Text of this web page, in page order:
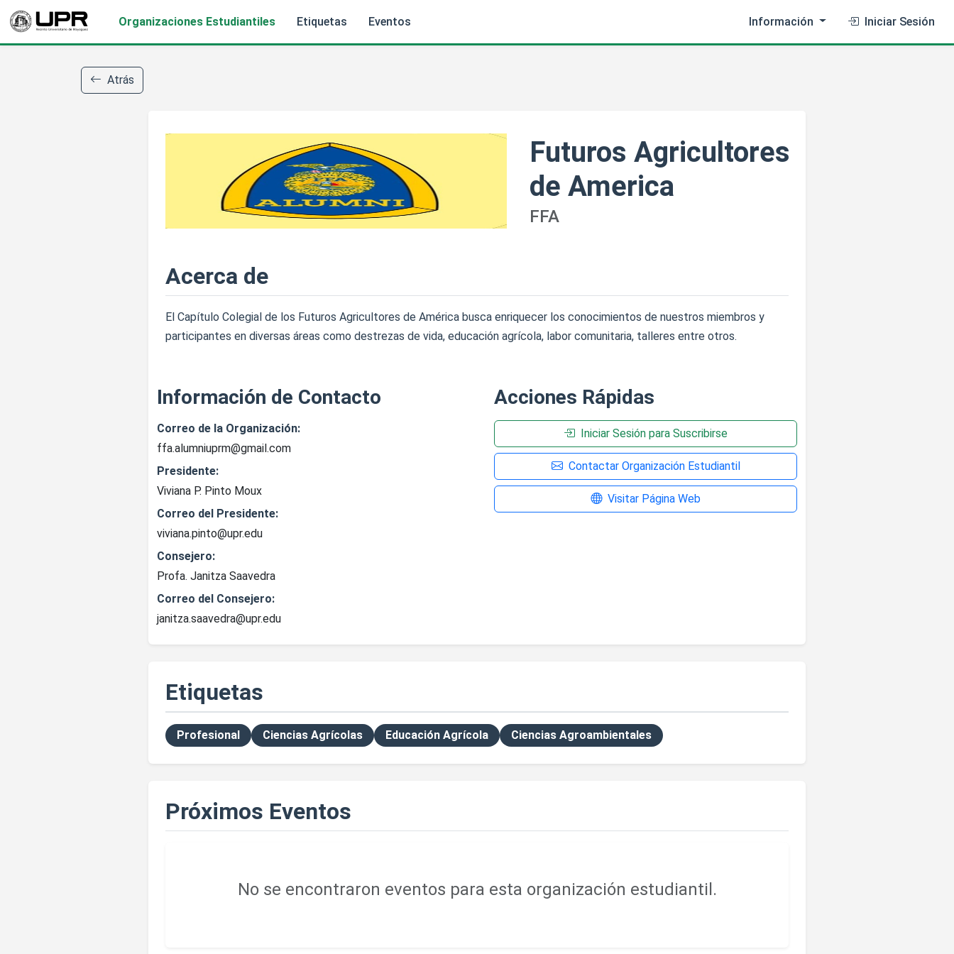
Organizaciones Estudiantiles Etiquetas Eventos Información Iniciar Sesión
Atrás
Futuros Agricultores
de America
FFA
Acerca de
El Capítulo Colegial de los Futuros Agricultores de América busca enriquecer los conocimientos de nuestros miembros y
participantes en diversas áreas como destrezas de vida, educación agrícola, labor comunitaria, talleres entre otros.
Información de Contacto
Correo de la Organización:
ffa.alumniuprm@gmail.com
Presidente:
Viviana P. Pinto Moux
Correo del Presidente:
viviana.pinto@upr.edu
Consejero:
Profa. Janitza Saavedra
Correo del Consejero:
janitza.saavedra@upr.edu
Acciones Rápidas
Iniciar Sesión para Suscribirse
Contactar Organización Estudiantil
Visitar Página Web
Etiquetas
Profesional Ciencias Agrícolas Educación Agrícola Ciencias Agroambientales
Próximos Eventos
No se encontraron eventos para esta organización estudiantil.